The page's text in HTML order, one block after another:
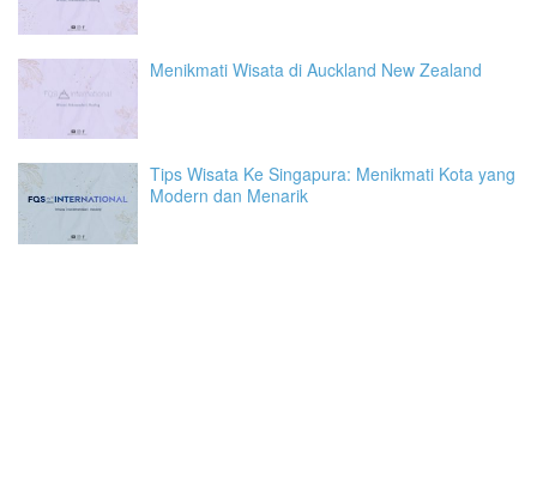
Menikmati Wisata di Auckland New Zealand
Tips Wisata Ke Singapura: Menikmati Kota yang
Modern dan Menarik